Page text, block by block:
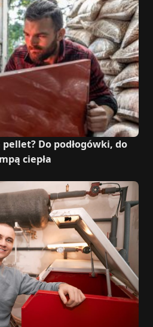
pellet? Do podłogówki, do
ciepła